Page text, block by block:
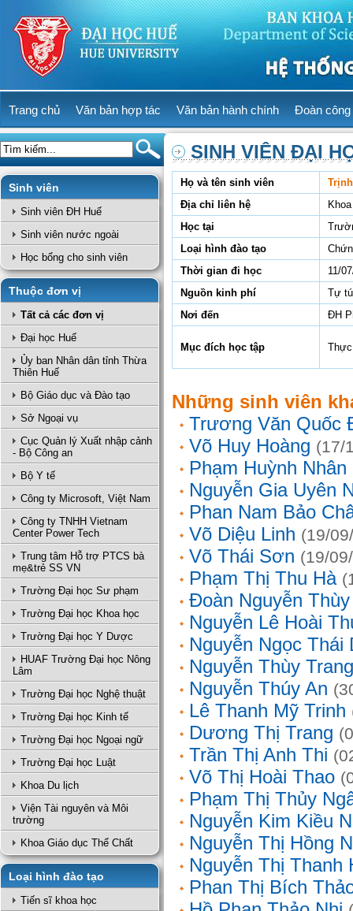
Trang chủ Văn bản hợp tác Văn bản hành chính Đoàn công
Sinh viên
Sinh viên ĐH Huế
Sinh viên nước ngoài
Học bổng cho sinh viên
Thuộc đơn vị
Tất cả các đơn vị
Đại học Huế
Ủy ban Nhân dân tỉnh Thừa
Thiên Huế
Bộ Giáo dục và Đào tạo
Sở Ngoại vụ
Cục Quản lý Xuất nhập cảnh
- Bộ Công an
Bộ Y tế
Công ty Microsoft, Việt Nam
Công ty TNHH Vietnam
Center Power Tech
Trung tâm Hỗ trợ PTCS bà
mẹ&trẻ SS VN
Trường Đại học Sư phạm
Trường Đại học Khoa học
Trường Đại học Y Dược
HUAF Trường Đại học Nông
Lâm
Trường Đại học Nghệ thuật
Trường Đại học Kinh tế
Trường Đại học Ngoại ngữ
Trường Đại học Luật
Khoa Du lịch
Viện Tài nguyên và Môi
trường
Khoa Giáo dục Thể Chất
Loại hình đào tạo
Tiến sĩ khoa học
SINH VIÊN ĐẠI
Họ và tên sinh viên
Địa chỉ liên hệ
Học tại
Loại hình đào tạo
Thời gian đi học
11/
Nguồn kinh phí
Tự
Nơi đến
ĐH
Mục đích học tập
Những sinh viên
Trương Văn Quốc
Võ Huy Hoàng (17/
Phạm Huỳnh Nhân
Nguyễn Gia Uyên
Phan Nam Bảo
Võ Diệu Linh (19/
Võ Thái Sơn (19/
Phạm Thị Thu Hà
Đoàn Nguyễn
Nguyễn Lê Hoài
Nguyễn Ngọc Thái
Nguyễn Thùy Trang
Nguyễn Thúy An
Lê Thanh Mỹ Trinh
Dương Thị Trang
Trần Thị Anh Thi
Võ Thị Hoài Thao
Phạm Thị Thủy
Nguyễn Kim Kiều
Nguyễn Thị Hồng
Nguyễn Thị Thanh
Phan Thị Bích